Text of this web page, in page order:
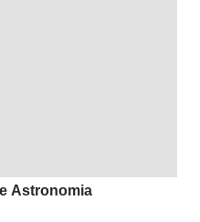
Astronomia